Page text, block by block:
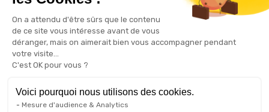
On a attendu d'être sûrs que le contenu
de ce site vous intéresse avant de vous
déranger, mais on aimerait bien vous accompagner pendant
votre visite...
C'est OK pour vous ?
Voici pourquoi nous utilisons des cookies.
Mesure d'audience & Analytics
Retrouvez DESTINEA® sur